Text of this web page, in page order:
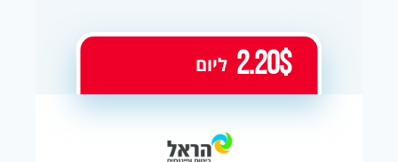
2.20$ ליום